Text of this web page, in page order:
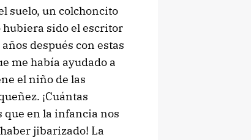
suelo, un colchoncito
hubiera sido el escritor
después con estas
me había ayudado a
el niño de las
¡Cuántas
que en la infancia nos
jibarizado! La